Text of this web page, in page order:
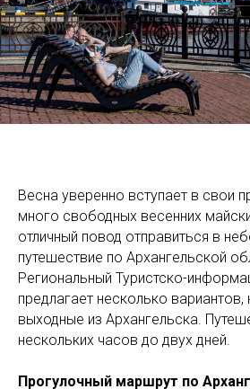
Весна уверенно вступает в свои
много свободных весенних
отличный повод отправиться в
путешествие по Архангельской
Региональный Туристско-
предлагает несколько вариантов,
выходные из Архангельска.
нескольких часов до двух дней.
Прогулочный маршрут по